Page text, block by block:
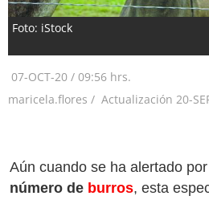
Foto: iStock
07-OCT-20 / 09:56 hrs.
maricela.flores / Actualización 20-
Aún cuando se ha alertado
número de burros, esta